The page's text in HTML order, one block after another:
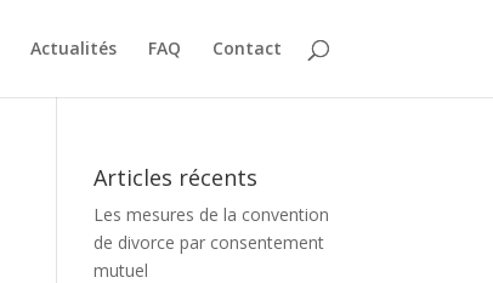
Actualités FAQ Contact
Articles récents
Les mesures de la convention
de divorce par consentement
mutuel